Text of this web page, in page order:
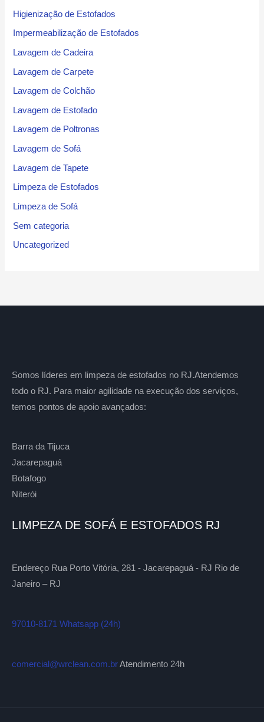
Higienização de Estofados
Impermeabilização de Estofados
Lavagem de Cadeira
Lavagem de Carpete
Lavagem de Colchão
Lavagem de Estofado
Lavagem de Poltronas
Lavagem de Sofá
Lavagem de Tapete
Limpeza de Estofados
Limpeza de Sofá
Sem categoria
Uncategorized
Somos líderes em limpeza de estofados no RJ.Atendemos
todo o RJ. Para maior agilidade na execução dos serviços,
temos pontos de apoio avançados:
Barra da Tijuca
Jacarepaguá
Botafogo
Niterói
LIMPEZA DE SOFÁ E ESTOFADOS RJ
Endereço Rua Porto Vitória, 281 - Jacarepaguá - RJ Rio de
Janeiro – RJ
97010-8171 Whatsapp (24h)
comercial@wrclean.com.brAtendimento 24h